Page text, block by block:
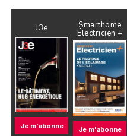
J3e
Je m'abonne
Smarthome
Électricien +
Je m'abonne